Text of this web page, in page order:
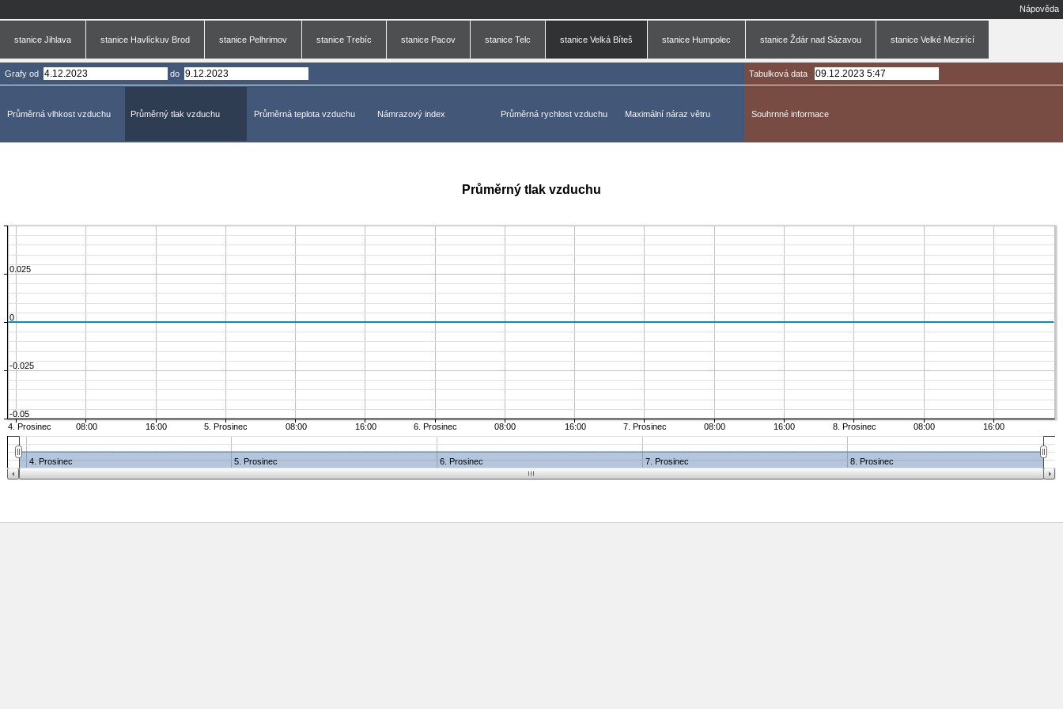
Nápověda
stanice Jihlava stanice Havlíckuv Brod stanice Pelhrimov stanice Trebíc stanice Pacov stanice Telc stanice Velká Bíteš stanice Humpolec stanice Ždár nad Sázavou stanice Velké Mezirící
Grafy od do
Průměrná vlhkost vzduchu Průměrný tlak vzduchu Průměrná teplota vzduchu Námrazový index Průměrná rychlost vzduchu Maximální náraz větru
Tabulková data
Souhrnné informace
Průměrný tlak vzduchu
4. Prosinec 08:00 16:00 5. Prosinec 08:00 16:00 6. Prosinec 08:00 16:00 7. Prosinec 08:00 16:00 8. Prosinec 08:00 16:00
0
-0.05
-0.025
0.025
4. Prosinec 5. Prosinec 6. Prosinec 7. Prosinec 8. Prosinec